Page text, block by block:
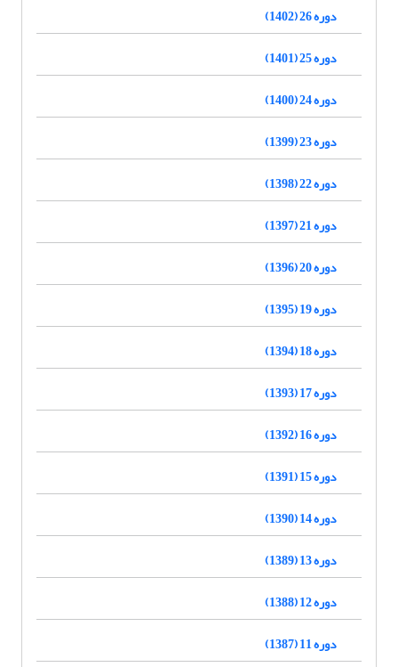
دوره 26 (1402)
دوره 25 (1401)
دوره 24 (1400)
دوره 23 (1399)
دوره 22 (1398)
دوره 21 (1397)
دوره 20 (1396)
دوره 19 (1395)
دوره 18 (1394)
دوره 17 (1393)
دوره 16 (1392)
دوره 15 (1391)
دوره 14 (1390)
دوره 13 (1389)
دوره 12 (1388)
دوره 11 (1387)